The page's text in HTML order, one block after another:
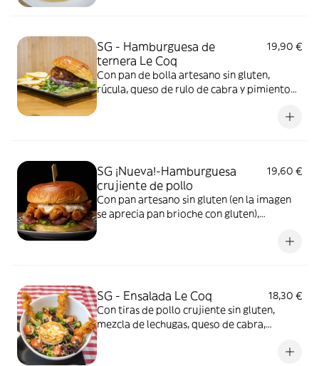
SG - Hamburguesa de
ternera Le Coq
19,90 €
Con pan de bolla artesano sin gluten,
rúcula, queso de rulo de cabra y pimiento
SG ¡Nueva!-Hamburguesa
crujiente de pollo
19,60 €
Con pan artesano sin gluten (en la imagen
se aprecia pan brioche con gluten),
SG - Ensalada Le Coq
18,30 €
Con tiras de pollo crujiente sin gluten,
mezcla de lechugas, queso de cabra,